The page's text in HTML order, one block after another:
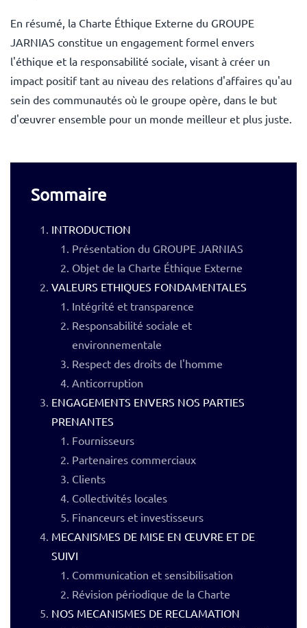
En résumé, la Charte Éthique Externe du GROUPE
JARNIAS constitue un engagement formel envers
l'éthique et la responsabilité sociale, visant à créer un
impact positif tant au niveau des relations d'affaires qu'au
sein des communautés où le groupe opère, dans le but
d'œuvrer ensemble pour un monde meilleur et plus juste.
Sommaire
INTRODUCTION
Présentation du GROUPE JARNIAS
Objet de la Charte Éthique Externe
VALEURS ETHIQUES FONDAMENTALES
Intégrité et transparence
Responsabilité sociale et
environnementale
Respect des droits de l'homme
Anticorruption
ENGAGEMENTS ENVERS NOS PARTIES
PRENANTES
Fournisseurs
Partenaires commerciaux
Clients
Collectivités locales
Financeurs et investisseurs
MECANISMES DE MISE EN ŒUVRE ET DE
SUIVI
Communication et sensibilisation
Révision périodique de la Charte
NOS MECANISMES DE RECLAMATION